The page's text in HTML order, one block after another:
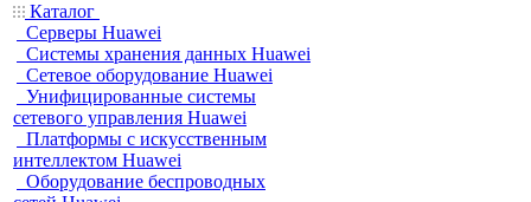
Каталог
Серверы Huawei
Системы хранения данных Huawei
Сетевое оборудование Huawei
Унифицированные системы
сетевого управления Huawei
Платформы с искусственным
интеллектом Huawei
Оборудование беспроводных